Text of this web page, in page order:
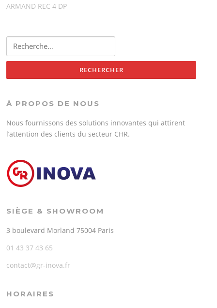
ARMAND REC 4 DP
Rechercher :
À PROPOS DE NOUS
Nous fournissons des solutions innovantes qui attirent
l’attention des clients du secteur CHR.
SIÈGE & SHOWROOM
3 boulevard Morland 75004 Paris
01 43 37 43 65
contact@gr-inova.fr
HORAIRES